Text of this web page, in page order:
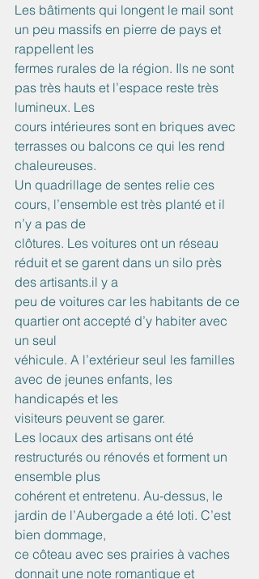
Les bâtiments qui longent le mail sont
un peu massifs en pierre de pays et
rappellent les
fermes rurales de la région. Ils ne sont
pas très hauts et l’espace reste très
lumineux. Les
cours intérieures sont en briques avec
terrasses ou balcons ce qui les rend
chaleureuses.
Un quadrillage de sentes relie ces
cours, l’ensemble est très planté et il
n’y a pas de
clôtures. Les voitures ont un réseau
réduit et se garent dans un silo près
des artisants.il y a
peu de voitures car les habitants de ce
quartier ont accepté d’y habiter avec
un seul
véhicule. A l’extérieur seul les familles
avec de jeunes enfants, les
handicapés et les
visiteurs peuvent se garer.
Les locaux des artisans ont été
restructurés ou rénovés et forment un
ensemble plus
cohérent et entretenu. Au-dessus, le
jardin de l’Aubergade a été loti. C’est
bien dommage,
ce côteau avec ses prairies à vaches
donnait une note romantique et